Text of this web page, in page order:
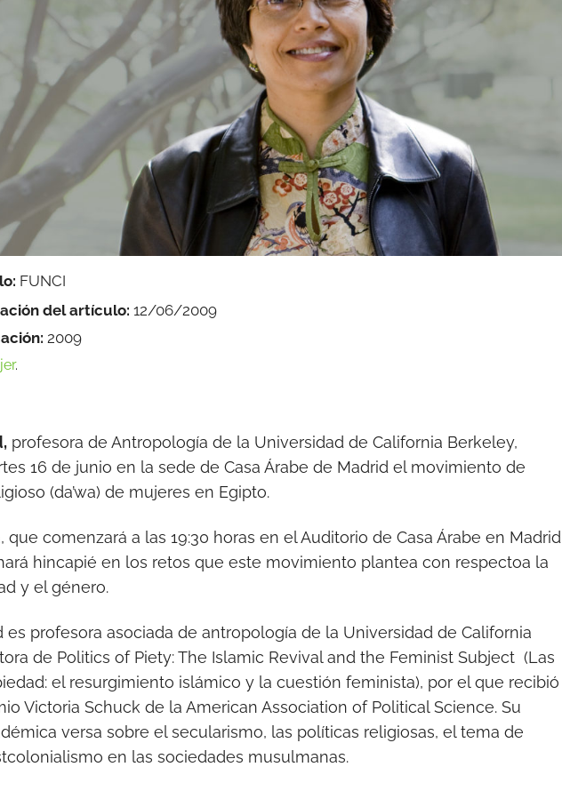
FUNCI
del artículo: 12/06/2009
2009
.
profesora de Antropología de la Universidad de California Berkeley,
16 de junio en la sede de Casa Árabe de Madrid el movimiento de
(da’wa) de mujeres en Egipto.
que comenzará a las 19:30 horas en el Auditorio de Casa Árabe en Madrid
hincapié en los retos que este movimiento plantea con respectoa la
y el género.
es profesora asociada de antropología de la Universidad de California
de Politics of Piety: The Islamic Revival and the Feminist Subject (Las
el resurgimiento islámico y la cuestión feminista), por el que recibió
Victoria Schuck de la American Association of Political Science. Su
versa sobre el secularismo, las políticas religiosas, el tema de
en las sociedades musulmanas.